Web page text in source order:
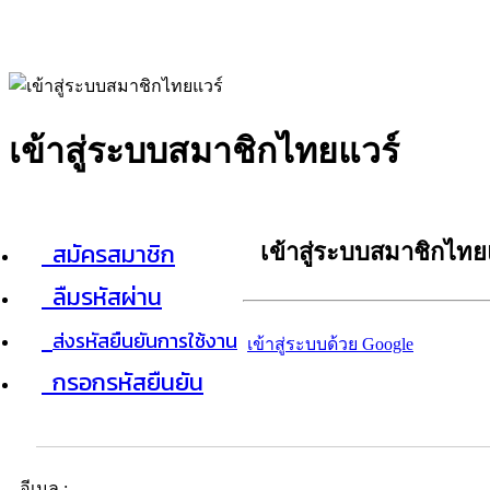
เข้าสู่ระบบสมาชิกไทยแวร์
สมัครสมาชิก
ลืมรหัสผ่าน
ส่งรหัสยืนยันการใช้งาน
กรอกรหัสยืนยัน
เข้าสู่ระบบสมาชิกไท
เข้าสู่ระบบด้วย Google